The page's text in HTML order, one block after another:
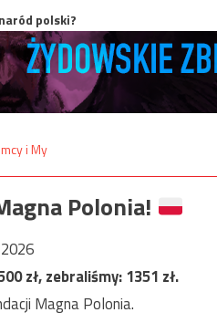
polski?
Polonia!
zł, zebraliśmy:1351 zł.
Magna Polonia.